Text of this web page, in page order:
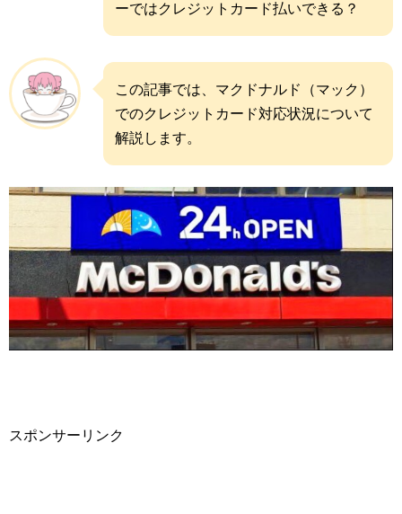
ーではクレジットカード払いできる？
この記事では、マクドナルド（マック）
でのクレジットカード対応状況について
解説します。
スポンサーリンク